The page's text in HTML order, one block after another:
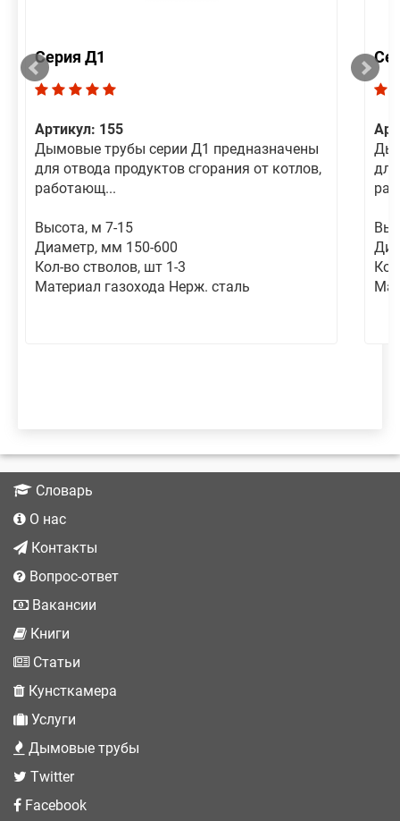
Серия Д1
Артикул: 155
Дымовые трубы серии Д1 предназначены
для отвода продуктов сгорания от котлов,
работающ...
Высота, м 7-15
Диаметр, мм 150-600
Кол-во стволов, шт 1-3
Материал газохода Нерж. сталь
Словарь
О нас
Контакты
Вопрос-ответ
Вакансии
Книги
Статьи
Кунсткамера
Услуги
Дымовые трубы
Twitter
Facebook